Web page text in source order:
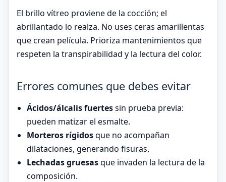
El brillo vítreo proviene de la cocción; el
abrillantado lo realza. No uses ceras amarillentas
que crean película. Prioriza mantenimientos que
respeten la transpirabilidad y la lectura del color.
Errores comunes que debes evitar
Ácidos/álcalis fuertessin prueba previa:
pueden matizar el esmalte.
Morteros rígidosque no acompañan
dilataciones, generando fisuras.
Lechadas gruesasque invaden la lectura de la
composición.